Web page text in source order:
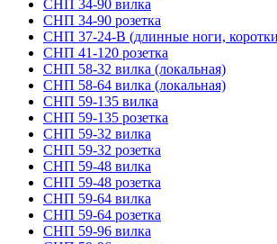
СНП 34-90 вилка
СНП 34-90 розетка
СНП 37-24-В (длинные ноги,
СНП 41-120 розетка
СНП 58-32 вилка (локальная)
СНП 58-64 вилка (локальная)
СНП 59-135 вилка
СНП 59-135 розетка
СНП 59-32 вилка
СНП 59-32 розетка
СНП 59-48 вилка
СНП 59-48 розетка
СНП 59-64 вилка
СНП 59-64 розетка
СНП 59-96 вилка